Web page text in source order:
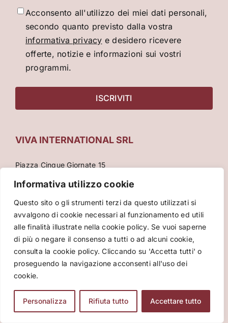
Informativa utilizzo cookie
Questo sito o gli strumenti terzi da questo utilizzati si
avvalgono di cookie necessari al funzionamento ed utili
alle finalità illustrate nella cookie policy. Se vuoi saperne
di più o negare il consenso a tutti o ad alcuni cookie,
consulta la cookie policy. Cliccando su 'Accetta tutti' o
proseguendo la navigazione acconsenti all'uso dei
cookie.
Personalizza Rifiuta tutto Accettare tutto
Acconsento all'utilizzo dei miei dati personali,
secondo quanto previsto dalla vostra
informativa privacy e desidero ricevere
offerte, notizie e informazioni sui vostri
programmi.
VIVA INTERNATIONAL SRL
Piazza Cinque Giornate 15
20129 Milano (Mi)
CONTATTACI
Mandaci un messaggio
+39 02 84104908
+ 39 02 38231257
Contattaci su Whatsapp